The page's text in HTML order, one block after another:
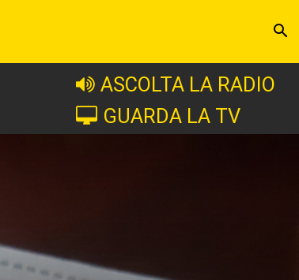
ASCOLTA LA RADIO
GUARDA LA TV